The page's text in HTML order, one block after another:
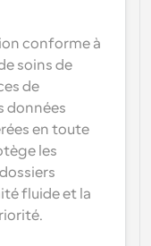
conforme à
soins de
de
données
en toute
les
fluide et la